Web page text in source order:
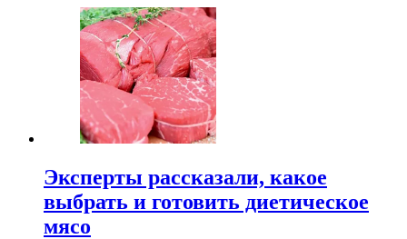
Эксперты рассказали, какое
выбрать и готовить диетическое
мясо